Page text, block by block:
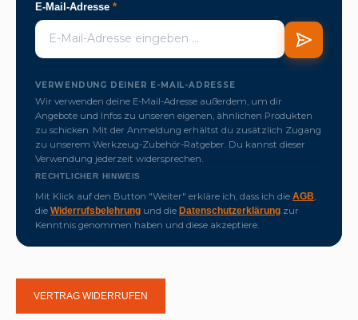
E-Mail-Adresse *
VERWENDUNG DEINER E-MAIL-ADRESSE
Wir verwenden deine E-Mail-Adresse außerdem, um dir
Angebote und Infos zu unseren eigenen, ähnlichen Produkten
zu schicken. Mit der Anmeldung erhältst du zusätzlich Zugang
zu unserem Werkzeug-Zubehör-Ratgeber. Du kannst dieser
Verwendung jederzeit widersprechen.
RECHTLICHER HINWEIS
Mit Klick auf den Button "Weiter" erkläre ich, dass ich die AGB
die Widerrufsbelehrung und die Datenschutzerklärung zur
Kenntnis genommen haben und diese akzeptiere.
VERTRAG WIDERRUFEN